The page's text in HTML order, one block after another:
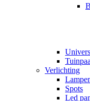
Verlichting
Spots
Led